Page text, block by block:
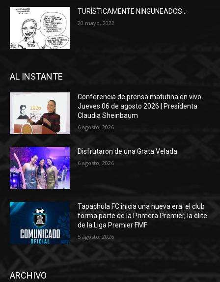
TURÍSTICAMENTE NINGUNEADOS…
20 mayo, 2022
AL INSTANTE
Conferencia de prensa matutina en vivo.
Jueves 06 de agosto 2026 | Presidenta
Claudia Sheinbaum
6 agosto, 2026
Disfrutaron de una Grata Velada
6 agosto, 2026
Tapachula FC inicia una nueva era: el club
forma parte de la Primera Premier, la élite
de la Liga Premier FMF
5 agosto, 2026
ARCHIVO